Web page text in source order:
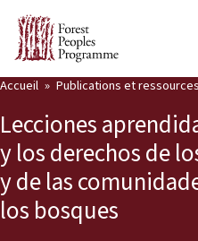
Notre travail
Voix des communautés
Partenaires et Pays
Dernières actualités
Accueil Publications et ressources
Lecciones
y los derechos de
y de las
los bosques